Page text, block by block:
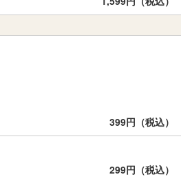
399円（税込）
299円（税込）